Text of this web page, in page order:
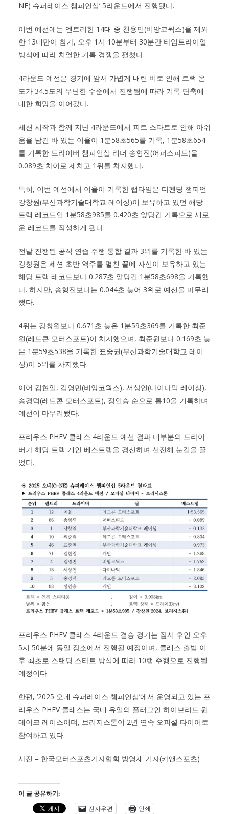
NE) 슈퍼레이스 챔피언십’ 5라운드에서 진행됐다.
이번 예선에는 엔트리한 14대 중 천용민(비앙코웍스)을 제외
한 13대만이 참가, 오후 1시 10분부터 30분간 타임트라이얼
방식에 따라 치열한 기록 경쟁을 펼쳤다.
4라운드 예선은 경기에 앞서 가볍게 내린 비로 인해 트랙 온
도가 34.5도의 무난한 수준에서 진행됨에 따라 기록 단축에
대한 희망을 이어갔다.
세션 시작과 함께 지난 4라운드에서 피트 스타트로 인해 아쉬
움을 남긴 바 있는 이율이 1분58초565를 기록, 1분58초654
를 기록한 드라이버 챔피언십 리더 송형진(어퍼스피드)을
0.089초 차이로 제치고 1위를 차지했다.
특히, 이번 예선에서 이율이 기록한 랩타임은 디펜딩 챔피언
강창원(부산과학기술대학교 레이싱)이 보유하고 있던 해당
트랙 레코드인 1분58초985를 0.420초 앞당긴 기록으로 새로
운 레코드를 작성하게 됐다.
전날 진행된 공식 연습 주행 통합 결과 3위를 기록한 바 있는
강창원은 세션 초반 역주를 펼친 끝에 자신이 보유하고 있는
해당 트랙 레코드보다 0.287초 앞당긴 1분58초698을 기록했
다. 하지만, 송형진보다는 0.044초 늦어 3위로 예선을 마무리
했다.
4위는 강창원보다 0.671초 늦은 1분59초369를 기록한 최준
원(레드콘 모터스포트)이 차지했으며, 최준원보다 0.169초 늦
은 1분59초538을 기록한 표중권(부산과학기술대학교 레이
싱)이 5위를 차지했다.
이어 김현일, 김영민(비앙코웍스), 서상언(다이나믹 레이싱),
송경덕(레드콘 모터스포트), 정인승 순으로 톱10을 기록하며
예선이 마무리됐다.
프리우스 PHEV 클래스 4라운드 예선 결과 대부분의 드라이
버가 해당 트랙 개인 베스트랩을 경신하며 선전해 눈길을 끌
었다.
프리우스 PHEV 클래스 4라운드 결승 경기는 잠시 후인 오후
5시 50분에 동일 장소에서 진행될 예정이며, 클래스 출범 이
후 최초로 스탠딩 스타트 방식에 따라 10랩 주행으로 진행될
예정이다.
한편, ‘2025 오네 슈퍼레이스 챔피언십’에서 운영되고 있는 프
리우스 PHEV 클래스는 국내 유일의 플러그인 하이브리드 원
메이크 레이스이며, 브리지스톤이 2년 연속 오피셜 타이어로
참여하고 있다.
사진 = 한국모터스포츠기자협회 방영재 기자(카앤스포츠)
이 글 공유하기:
전자우편
인쇄